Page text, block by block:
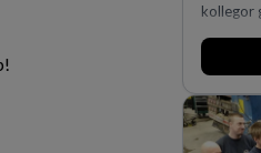
kollegor